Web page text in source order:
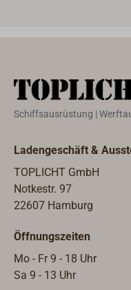
erforderlich)
integrierten
werden.Für
der Main-
warmweißem
rotem Licht
Leuchten
Leuchte ist
Schiffsausrüstung |
Ladengeschäft &
TOPLICHT GmbH
Notkestr. 97
22607 Hamburg
Öffnungszeiten
Mo - Fr 9 - 18 Uhr
Sa 9 - 13 Uhr